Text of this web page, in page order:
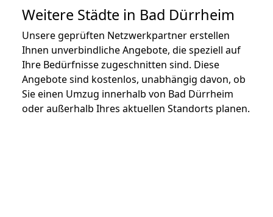
Weitere Städte in Bad Dürrheim
Unsere geprüften Netzwerkpartner erstellen
Ihnen unverbindliche Angebote, die speziell auf
Ihre Bedürfnisse zugeschnitten sind. Diese
Angebote sind kostenlos, unabhängig davon, ob
Sie einen Umzug innerhalb von Bad Dürrheim
oder außerhalb Ihres aktuellen Standorts planen.